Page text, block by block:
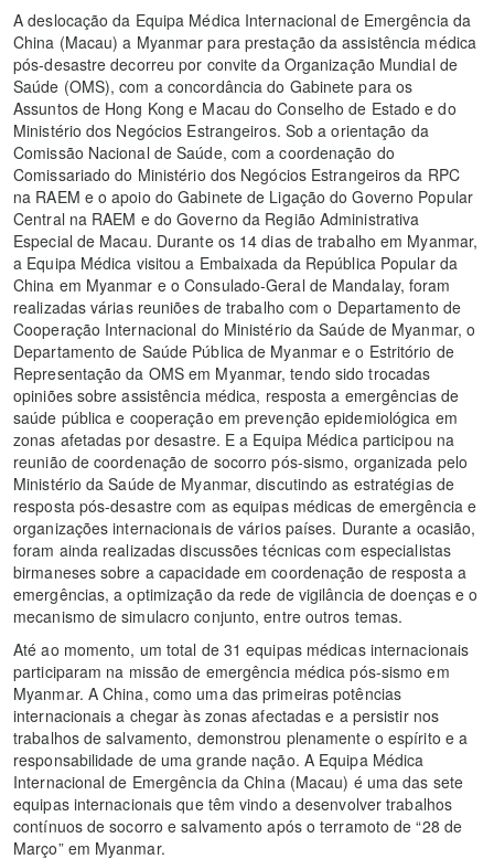
A deslocação da Equipa Médica Internacional de Emergência da
China (Macau) a Myanmar para prestação da assistência médica
pós-desastre decorreu por convite da Organização Mundial de
Saúde (OMS), com a concordância do Gabinete para os
Assuntos de Hong Kong e Macau do Conselho de Estado e do
Ministério dos Negócios Estrangeiros. Sob a orientação da
Comissão Nacional de Saúde, com a coordenação do
Comissariado do Ministério dos Negócios Estrangeiros da RPC
na RAEM e o apoio do Gabinete de Ligação do Governo Popular
Central na RAEM e do Governo da Região Administrativa
Especial de Macau. Durante os 14 dias de trabalho em Myanmar,
a Equipa Médica visitou a Embaixada da República Popular da
China em Myanmar e o Consulado-Geral de Mandalay, foram
realizadas várias reuniões de trabalho com o Departamento de
Cooperação Internacional do Ministério da Saúde de Myanmar, o
Departamento de Saúde Pública de Myanmar e o Estritório de
Representação da OMS em Myanmar, tendo sido trocadas
opiniões sobre assistência médica, resposta a emergências de
saúde pública e cooperação em prevenção epidemiológica em
zonas afetadas por desastre. E a Equipa Médica participou na
reunião de coordenação de socorro pós-sismo, organizada pelo
Ministério da Saúde de Myanmar, discutindo as estratégias de
resposta pós-desastre com as equipas médicas de emergência e
organizações internacionais de vários países. Durante a ocasião,
foram ainda realizadas discussões técnicas com especialistas
birmaneses sobre a capacidade em coordenação de resposta a
emergências, a optimização da rede de vigilância de doenças e o
mecanismo de simulacro conjunto, entre outros temas.
Até ao momento, um total de 31 equipas médicas internacionais
participaram na missão de emergência médica pós-sismo em
Myanmar. A China, como uma das primeiras potências
internacionais a chegar às zonas afectadas e a persistir nos
trabalhos de salvamento, demonstrou plenamente o espírito e a
responsabilidade de uma grande nação. A Equipa Médica
Internacional de Emergência da China (Macau) é uma das sete
equipas internacionais que têm vindo a desenvolver trabalhos
contínuos de socorro e salvamento após o terramoto de “28 de
Março” em Myanmar.